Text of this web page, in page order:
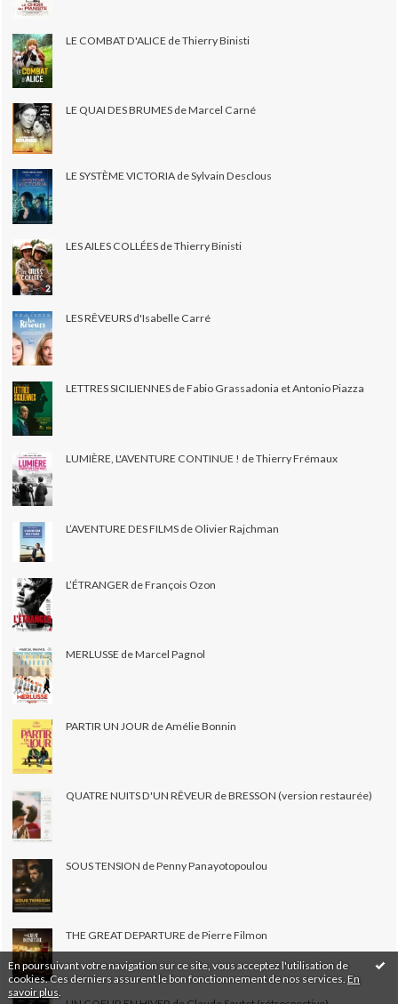
En poursuivant votre navigation sur ce site, vous acceptez l'utilisation de
cookies. Ces derniers assurent le bon fonctionnement de nos services. En
savoir plus
LE COMBAT D'ALICE de Thierry Binisti
LE QUAI DES BRUMES de Marcel Carné
LE SYSTÈME VICTORIA de Sylvain Desclous
LES AILES COLLÉES de Thierry Binisti
LES RÊVEURS d'Isabelle Carré
LETTRES SICILIENNES de Fabio Grassadonia et Antonio Piazza
LUMIÈRE, L'AVENTURE CONTINUE ! de Thierry Frémaux
L’AVENTURE DES FILMS de Olivier Rajchman
L’ÉTRANGER de François Ozon
MERLUSSE de Marcel Pagnol
PARTIR UN JOUR de Amélie Bonnin
QUATRE NUITS D'UN RÊVEUR de BRESSON (version restaurée)
SOUS TENSION de Penny Panayotopoulou
THE GREAT DEPARTURE de Pierre Filmon